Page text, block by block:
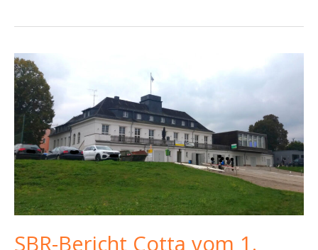
1.
Oktober
2025:
Gekürzte
Finanzen,
Rassismus
und
neue
Bäume
im
SBR-Bericht Cotta vom 1.